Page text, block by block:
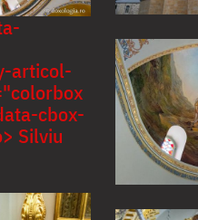
articol-
cbox-
Silviu